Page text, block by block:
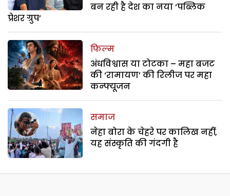
बन रही है देश का नया ‘पब्लिक
प्रेशर ग्रुप’
फिल्म
अंधविश्वास या टोटका – महा बजट
की ‘रामायण’ की रिलीज पर महा
कन्फ्यूजन
समाज
नेहा बोरा के चेहरे पर कालिख नहीं,
यह संस्कृति की गंदगी है